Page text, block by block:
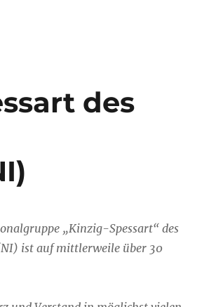
des
„Kinzig-Spessart“ des
ist auf mittlerweile über 30